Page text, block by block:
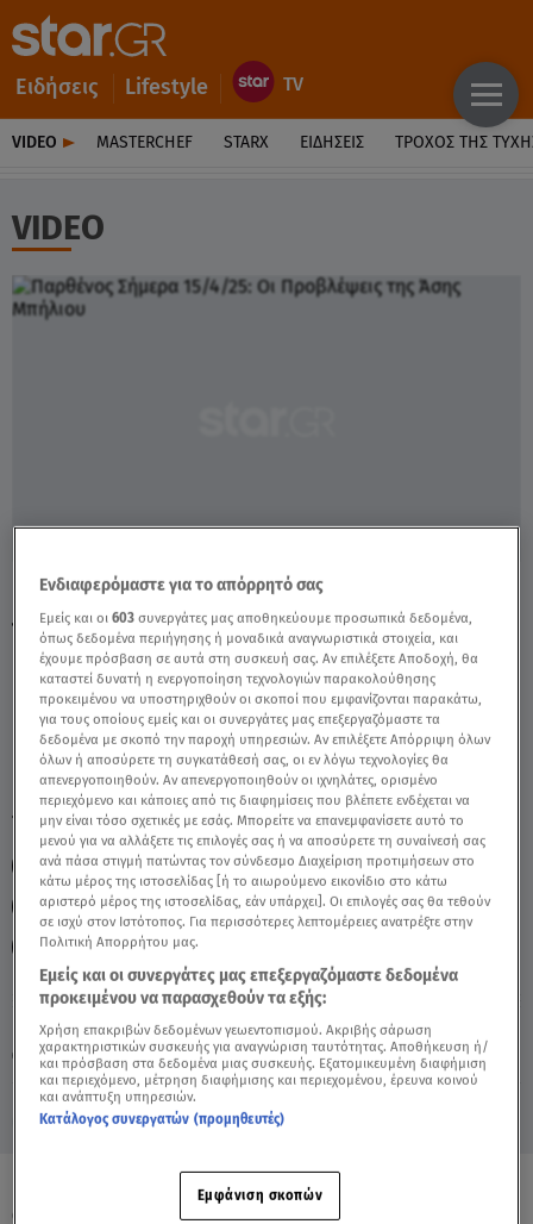
Ειδήσεις Lifestyle
VIDEO MASTERCHEF STARX ΕΙΔΉΣΕΙΣ ΤΡΟΧΌΣ ΤΗΣ
VIDEO
Πέμπτη 6 Αυγούστου 2026
15.04.25, 12:12 ΖΩΔΙΑ
Παρθένος Σήμερα 15/4/25: Οι Προβλέψεις
της Άσης Μπήλιου - Video
TAGS: ΖΩΔΙΑ ΖΩΔΙΑ ΑΣΗ ΜΠΗΛΙΟΥ
ΑΣΤΡΟΛΟΓΙΚΕΣ ΠΡΟΒΛΕΨΕΙΣ ΖΩΔΙΑ ΣΗΜΕΡΑ
ΠΑΡΘΕΝΟΣ
ΑΣΗ ΜΠΗΛΙΟΥ
BREAKFAST@STAR
ΗΜΕΡΗΣΙΕΣ ΠΡΟΒΛΕΨΕΙΣ
ΟΛΑ ΤΑ ΒΙΝΤΕΟ
Ενδιαφερόμαστε για το απόρρητό σας
Εμείς και οι603 συνεργάτες μας αποθηκεύουμε προσωπικά δεδομένα,
όπως δεδομένα περιήγησης ή μοναδικά αναγνωριστικά στοιχεία, και
έχουμε πρόσβαση σε αυτά στη συσκευή σας. Αν επιλέξετε Αποδοχή, θα
καταστεί δυνατή η ενεργοποίηση τεχνολογιών παρακολούθησης
προκειμένου να υποστηριχθούν οι σκοποί που εμφανίζονται παρακάτω,
για τους οποίους εμείς και οι συνεργάτες μας επεξεργαζόμαστε τα
δεδομένα με σκοπό την παροχή υπηρεσιών. Αν επιλέξετε Απόρριψη όλων
όλων ή αποσύρετε τη συγκατάθεσή σας, οι εν λόγω τεχνολογίες θα
απενεργοποιηθούν. Αν απενεργοποιηθούν οι ιχνηλάτες, ορισμένο
περιεχόμενο και κάποιες από τις διαφημίσεις που βλέπετε ενδέχεται να
μην είναι τόσο σχετικές με εσάς. Μπορείτε να επανεμφανίσετε αυτό το
μενού για να αλλάξετε τις επιλογές σας ή να αποσύρετε τη συναίνεσή σας
ανά πάσα στιγμή πατώντας τον σύνδεσμο Διαχείριση προτιμήσεων στο
κάτω μέρος της ιστοσελίδας [ή το αιωρούμενο εικονίδιο στο κάτω
αριστερό μέρος της ιστοσελίδας, εάν υπάρχει]. Οι επιλογές σας θα τεθούν
σε ισχύ στον Ιστότοπος. Για περισσότερες λεπτομέρειες ανατρέξτε στην
Πολιτική Απορρήτου μας.
Εμείς και οι συνεργάτες μας επεξεργαζόμαστε δεδομένα
προκειμένου να παρασχεθούν τα εξής:
Χρήση επακριβών δεδομένων γεωεντοπισμού. Ακριβής σάρωση
χαρακτηριστικών συσκευής για αναγνώριση ταυτότητας. Αποθήκευση ή/
και πρόσβαση στα δεδομένα μιας συσκευής. Εξατομικευμένη διαφήμιση
και περιεχόμενο, μέτρηση διαφήμισης και περιεχομένου, έρευνα κοινού
και ανάπτυξη υπηρεσιών.
Κατάλογος συνεργατών (προμηθευτές)
Εμφάνιση σκοπών